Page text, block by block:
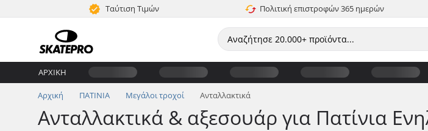
Ταύτιση Τιμών Πολιτική επιστροφών 365 ημερών
ΑΡΧΙΚΉ
Αρχική ΠΑΤΙΝΙΑ Μεγάλοι τροχοί Ανταλλακτικά
Ανταλλακτικά & αξεσουάρ για Πατίνια